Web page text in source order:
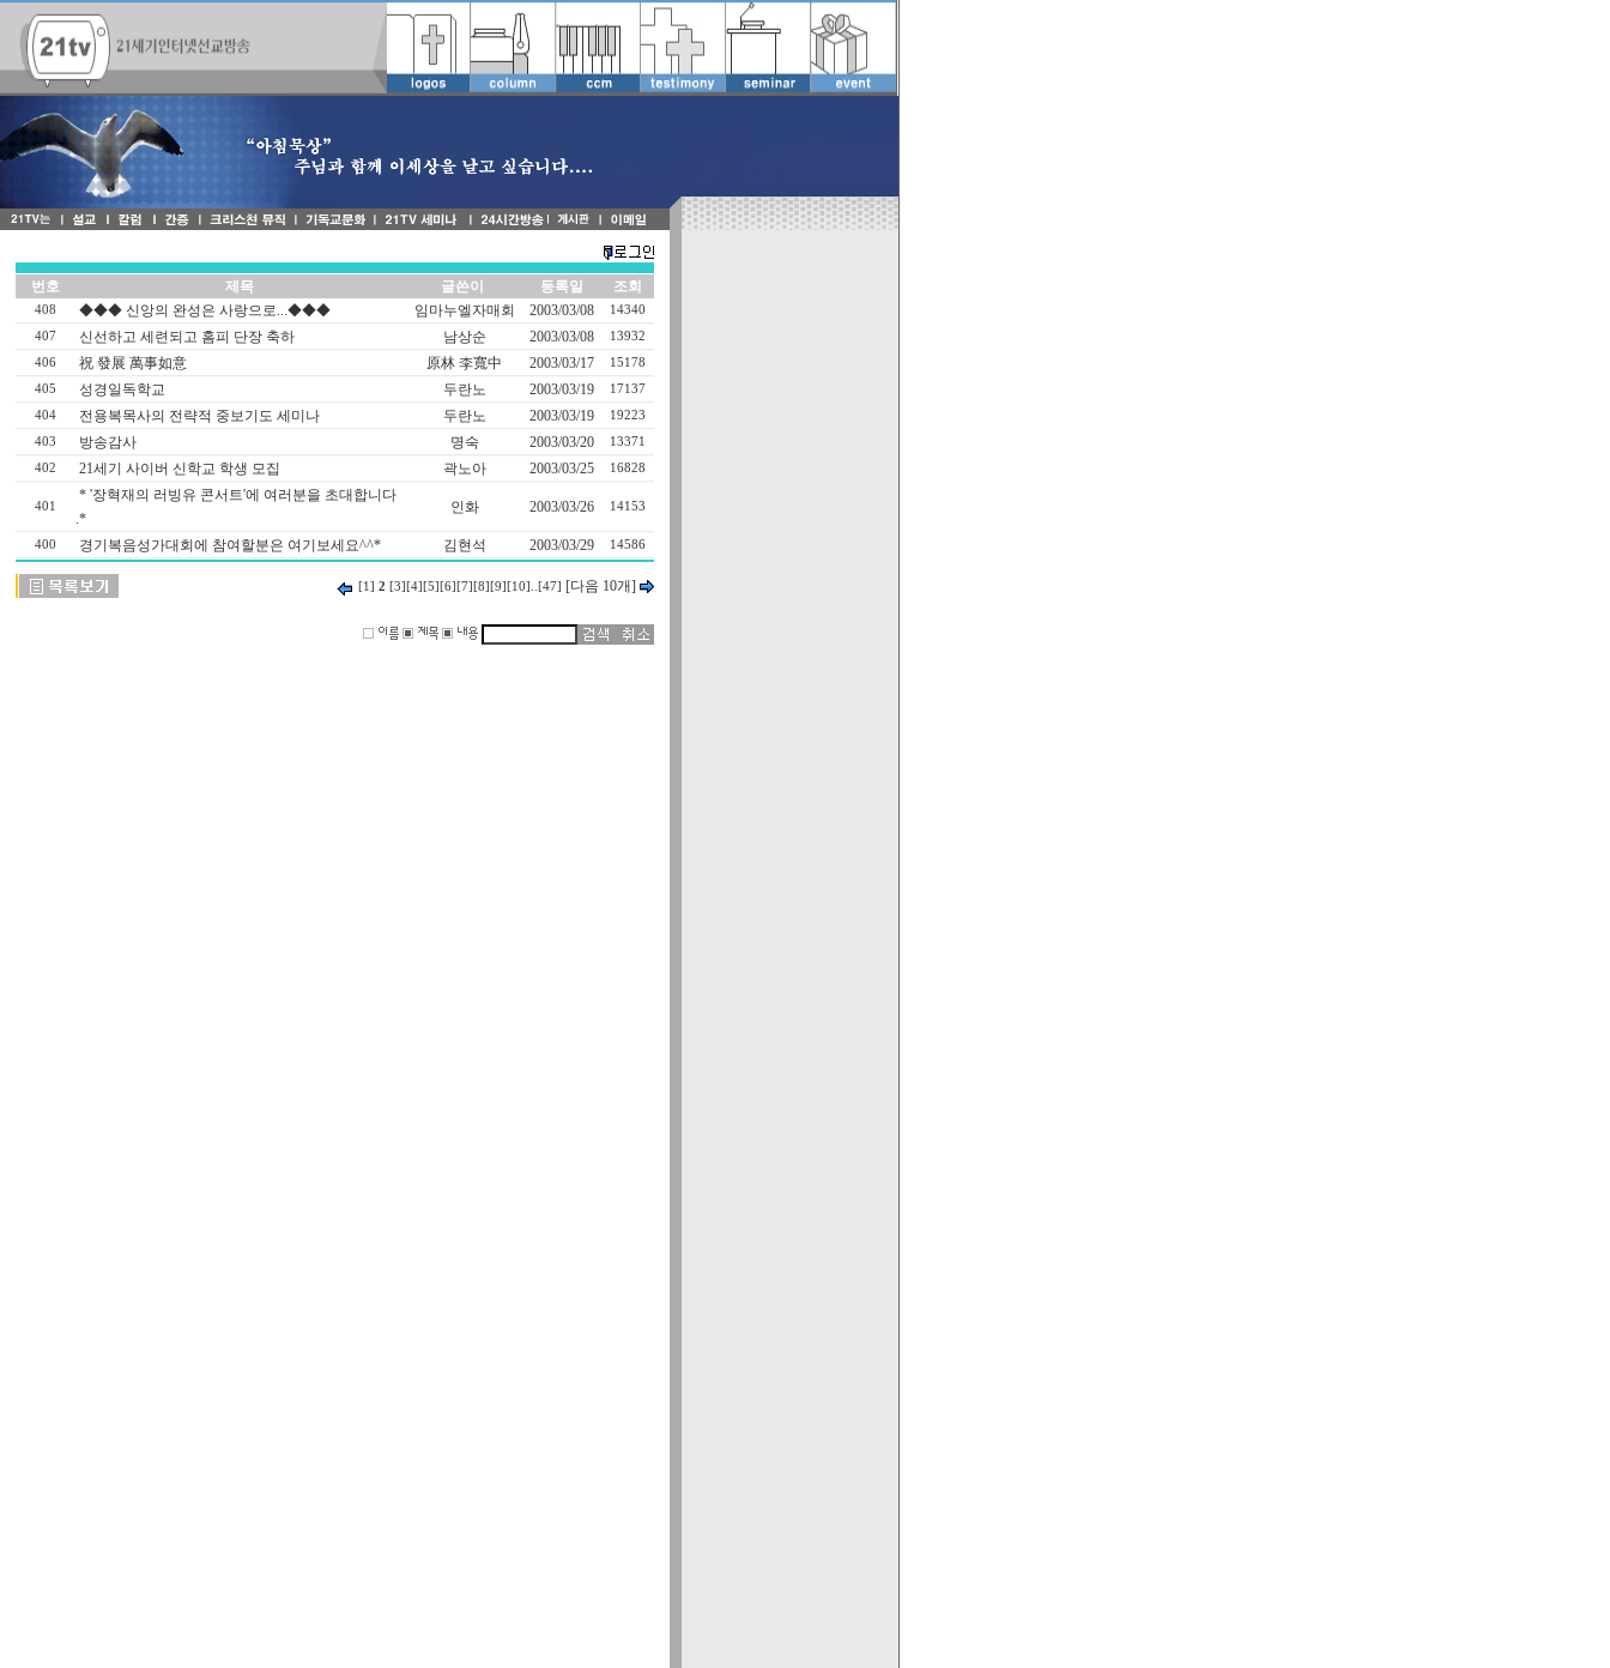
번호 제목 글쓴이 등록일 조회
408 ◆◆◆ 신앙의 완성은 사랑으로...◆◆◆ 임마누엘자매회 2003/03/08
14340
407
신선하고 세련되고 홈피 단장 축하 남상순 2003/03/08
13932
406
祝 發展 萬事如意 原林 李寬中 2003/03/17
15178
405
성경일독학교 두란노 2003/03/19
17137
404
전용복목사의 전략적 중보기도 세미나 두란노 2003/03/19
19223
403
방송감사 명숙 2003/03/20
13371
402
21세기 사이버 신학교 학생 모집 곽노아 2003/03/25 16828
401
* '장혁재의 러빙유 콘서트'에 여러분을 초대합니다
.*
인화 2003/03/26 14153
400 경기복음성가대회에 참여할분은 여기보세요^^* 김현석 2003/03/29 14586
[1] 2 [3] [4] [5] [6] [7] [8] [9] [10] [47] [다음 10개]